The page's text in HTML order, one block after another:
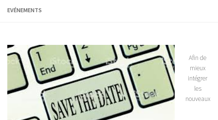
EVÉNEMENTS
Afin de
mieux
intégrer
les
nouveaux